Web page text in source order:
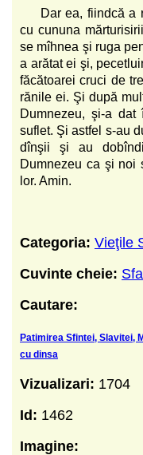
Dar ea, fiindcă a
cu cununa
se mîhnea şi ruga
a arătat ei şi,
făcătoarei cruci de
rănile ei. Şi după
Dumnezeu, şi-a
suflet. Şi astfel s-au
dînşii şi au
Dumnezeu ca şi noi
lor. Amin.
Categoria: Vieţile
Cuvinte cheie:
Cautare:
Patimirea Sfintei, Slavitei,
cu dinsa
Vizualizari: 1704
Id: 1462
Imagine: